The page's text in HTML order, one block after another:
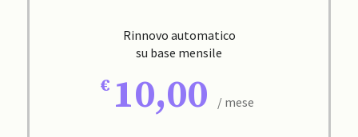
Rinnovo automatico
su base mensile
10,00 / mese